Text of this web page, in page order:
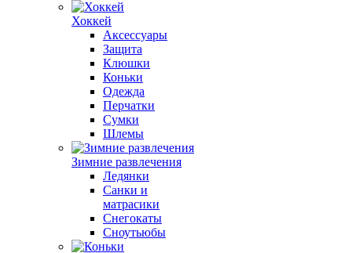
Хоккей
Аксессуары
Защита
Клюшки
Коньки
Одежда
Перчатки
Сумки
Шлемы
Зимние развлечения
Ледянки
Санки и
матрасики
Снегокаты
Сноутьюбы